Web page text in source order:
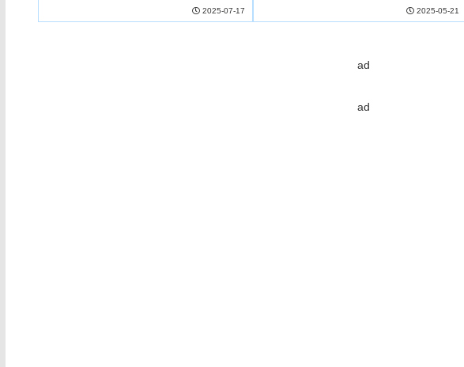
ルを超えた化学的・生物学的アプローチ、さらに高
2025-07-17 2025-05-21
ad
ad